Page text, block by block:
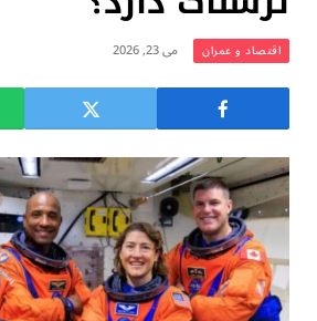
اقتصاد و عمران می 23, 2026